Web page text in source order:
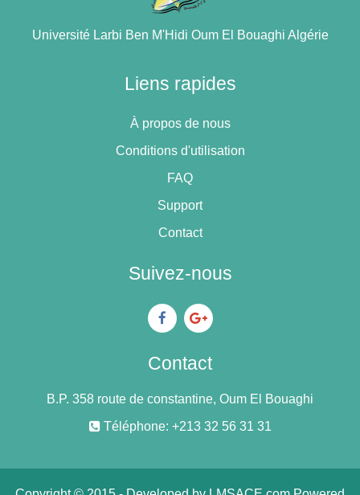
Université Larbi Ben M'Hidi Oum El Bouaghi Algérie
Liens rapides
À propos de nous
Conditions d'utilisation
FAQ
Support
Contact
Suivez-nous
Contact
B.P. 358 route de constantine, Oum El Bouaghi
Téléphone: +213 32 56 31 31